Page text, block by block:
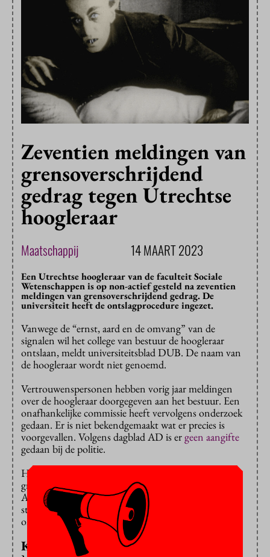
Zeventien meldingen van
grensoverschrijdend
gedrag tegen Utrechtse
hoogleraar
Maatschappij 14 MAART 2023
Een Utrechtse hoogleraar van de faculteit Sociale
Wetenschappen is op non-actief gesteld na zeventien
meldingen van grensoverschrijdend gedrag. De
universiteit heeft de ontslagprocedure ingezet.
Vanwege de “ernst, aard en de omvang” van de
signalen wil het college van bestuur de hoogleraar
ontslaan, meldt universiteitsblad DUB. De naam van
de hoogleraar wordt niet genoemd.
Vertrouwenspersonen hebben vorig jaar meldingen
over de hoogleraar doorgegeven aan het bestuur. Een
onafhankelijke commissie heeft vervolgens onderzoek
gedaan. Er is niet bekendgemaakt wat er precies is
voorgevallen. Volgens dagblad AD is ergeen aangifte
gedaan bij de politie.
Het ontslag past in een reeks berichten rond
grensoverschrijdend gedrag in de wetenschap.
Afgelopen oktober kwamen een Leidse hoogleraar
sterrenkunde en een Leuvense hoogleraar
onderwijskunde in het nieuws.
KNAW